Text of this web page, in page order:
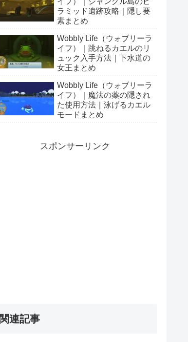
ラミッド遺跡攻略｜隠し要
素まとめ
Wobbly Life（ウォブリーラ
イフ）｜跳ねるカエルのリ
ュック入手方法｜下水道の
女王まとめ
Wobbly Life（ウォブリーラ
イフ）｜魔法の薬の隠され
た使用方法｜泳げるカエル
モードまとめ
スポンサーリンク
関連記事